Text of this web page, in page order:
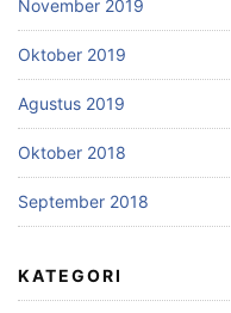
November 2019
Oktober 2019
Agustus 2019
Oktober 2018
September 2018
KATEGORI